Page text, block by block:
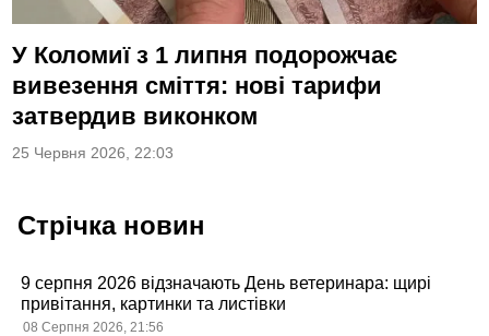
У Коломиї з 1 липня подорожчає
вивезення сміття: нові тарифи
затвердив виконком
25 Червня 2026, 22:03
Стрічка новин
9 серпня 2026 відзначають День ветеринара: щирі
привітання, картинки та листівки
08 Серпня 2026, 21:56